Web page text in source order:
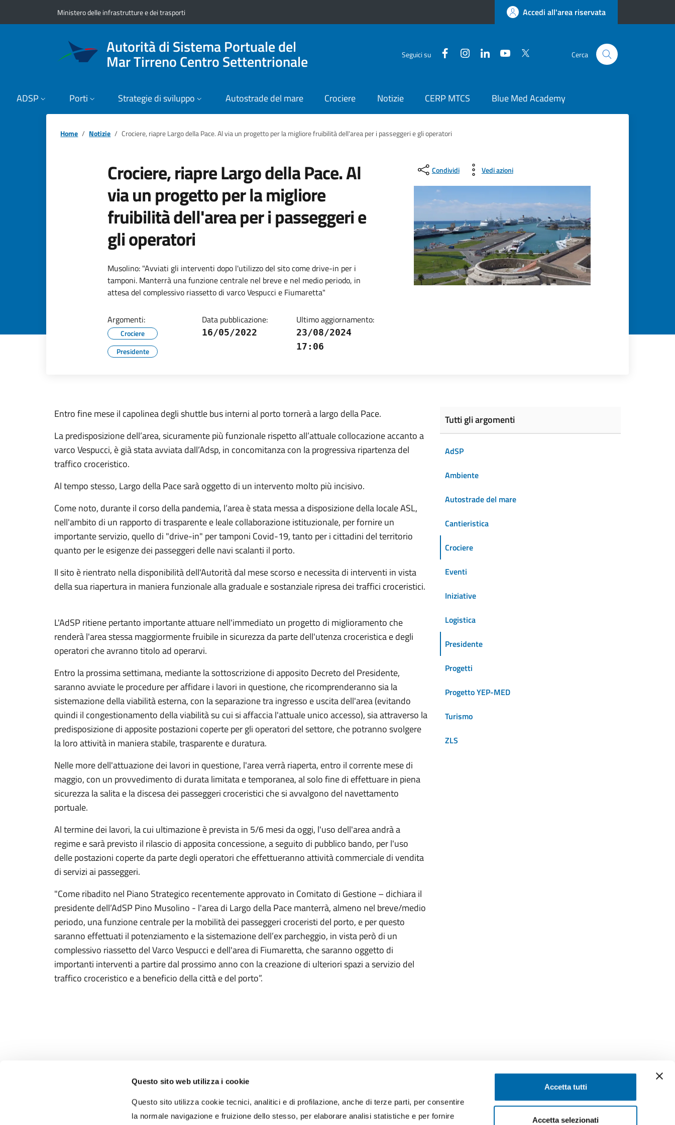
Questo sito web utilizza i cookie
Questo sito utilizza cookie tecnici, analitici e di profilazione, anche di terze parti, per consentire
la normale navigazione e fruizione dello stesso, per elaborare analisi statistiche e per fornire
Accetta tutti
Accetta selezionati
Ministero delle infrastrutture e dei trasporti Accedi all'area riservata
Autorità di Sistema Portuale del
Mar Tirreno Centro Settentrionale Seguici su FacebookInstagramLinkedInYouTube Cerca
ADSP Porti Strategie di sviluppo Autostrade del mare Crociere Notizie CERP MTCS Blue Med Academy
Home Notizie Crociere, riapre Largo della Pace. Al via un progetto per la migliore fruibilità dell'area per i passeggeri e gli operatori
Crociere, riapre Largo della Pace. Al
via un progetto per la migliore
fruibilità dell'area per i passeggeri e
gli operatori
Musolino: "Avviati gli interventi dopo l'utilizzo del sito come drive-in per i
tamponi. Manterrà una funzione centrale nel breve e nel medio periodo, in
attesa del complessivo riassetto di varco Vespucci e Fiumaretta"
Argomenti:
Crociere
Presidente
Data pubblicazione:
16/05/2022
Ultimo aggiornamento:
23/08/2024
17:06
Condividi Vedi azioni
Entro fine mese il capolinea degli shuttle bus interni al porto tornerà a largo della Pace.
La predisposizione dell’area, sicuramente più funzionale rispetto all’attuale collocazione accanto a
varco Vespucci, è già stata avviata dall’Adsp, in concomitanza con la progressiva ripartenza del
traffico croceristico.
Al tempo stesso, Largo della Pace sarà oggetto di un intervento molto più incisivo.
Come noto, durante il corso della pandemia, l’area è stata messa a disposizione della locale ASL,
nell'ambito di un rapporto di trasparente e leale collaborazione istituzionale, per fornire un
importante servizio, quello di "drive-in" per tamponi Covid-19, tanto per i cittadini del territorio
quanto per le esigenze dei passeggeri delle navi scalanti il porto.
Il sito è rientrato nella disponibilità dell'Autorità dal mese scorso e necessita di interventi in vista
della sua riapertura in maniera funzionale alla graduale e sostanziale ripresa dei traffici croceristici.
L'AdSP ritiene pertanto importante attuare nell'immediato un progetto di miglioramento che
renderà l'area stessa maggiormente fruibile in sicurezza da parte dell'utenza croceristica e degli
operatori che avranno titolo ad operarvi.
Entro la prossima settimana, mediante la sottoscrizione di apposito Decreto del Presidente,
saranno avviate le procedure per affidare i lavori in questione, che ricomprenderanno sia la
sistemazione della viabilità esterna, con la separazione tra ingresso e uscita dell'area (evitando
quindi il congestionamento della viabilità su cui si affaccia l'attuale unico accesso), sia attraverso la
predisposizione di apposite postazioni coperte per gli operatori del settore, che potranno svolgere
la loro attività in maniera stabile, trasparente e duratura.
Nelle more dell'attuazione dei lavori in questione, l'area verrà riaperta, entro il corrente mese di
maggio, con un provvedimento di durata limitata e temporanea, al solo fine di effettuare in piena
sicurezza la salita e la discesa dei passeggeri croceristici che si avvalgono del navettamento
portuale.
Al termine dei lavori, la cui ultimazione è prevista in 5/6 mesi da oggi, l'uso dell'area andrà a
regime e sarà previsto il rilascio di apposita concessione, a seguito di pubblico bando, per l'uso
delle postazioni coperte da parte degli operatori che effettueranno attività commerciale di vendita
di servizi ai passeggeri.
"Come ribadito nel Piano Strategico recentemente approvato in Comitato di Gestione – dichiara il
presidente dell’AdSP Pino Musolino - l'area di Largo della Pace manterrà, almeno nel breve/medio
periodo, una funzione centrale per la mobilità dei passeggeri croceristi del porto, e per questo
saranno effettuati il potenziamento e la sistemazione dell’ex parcheggio, in vista però di un
complessivo riassetto del Varco Vespucci e dell'area di Fiumaretta, che saranno oggetto di
importanti interventi a partire dal prossimo anno con la creazione di ulteriori spazi a servizio del
traffico croceristico e a beneficio della città e del porto”.
Tutti gli argomenti
AdSP
Ambiente
Autostrade del mare
Cantieristica
Crociere
Eventi
Iniziative
Logistica
Presidente
Progetti
Progetto YEP-MED
Turismo
ZLS
Autorità di Sistema
Portuale del Mar Tirreno
Centro Settentrionale
Porti di Civitavecchia - Fiumicino - Gaeta
RECAPITI
PEC:protocollo@portidiroma.legalmailpa.it(La casella PEC riceve messaggi
esclusivamente da indirizzi di Posta Elettronica Certificata)
FacebookInstagramLinkedInYouTubeTwitter